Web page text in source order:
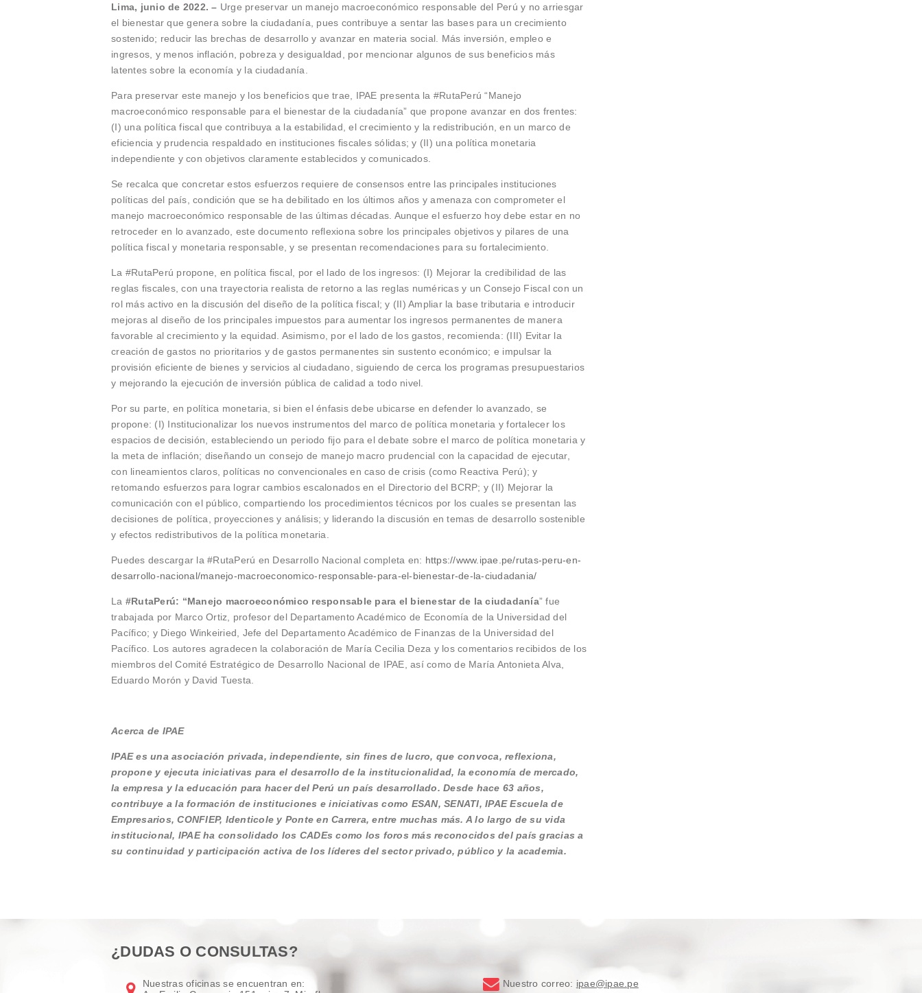
Lima, junio de 2022. – Urge preservar un manejo macroeconómico responsable del Perú y no arriesgar
el bienestar que genera sobre la ciudadanía, pues contribuye a sentar las bases para un crecimiento
sostenido; reducir las brechas de desarrollo y avanzar en materia social. Más inversión, empleo e
ingresos, y menos inflación, pobreza y desigualdad, por mencionar algunos de sus beneficios más
latentes sobre la economía y la ciudadanía.
Para preservar este manejo y los beneficios que trae, IPAE presenta la #RutaPerú “Manejo
macroeconómico responsable para el bienestar de la ciudadanía” que propone avanzar en dos frentes:
(I) una política fiscal que contribuya a la estabilidad, el crecimiento y la redistribución, en un marco de
eficiencia y prudencia respaldado en instituciones fiscales sólidas; y (II) una política monetaria
independiente y con objetivos claramente establecidos y comunicados.
Se recalca que concretar estos esfuerzos requiere de consensos entre las principales instituciones
políticas del país, condición que se ha debilitado en los últimos años y amenaza con comprometer el
manejo macroeconómico responsable de las últimas décadas. Aunque el esfuerzo hoy debe estar en no
retroceder en lo avanzado, este documento reflexiona sobre los principales objetivos y pilares de una
política fiscal y monetaria responsable, y se presentan recomendaciones para su fortalecimiento.
La #RutaPerú propone, en política fiscal, por el lado de los ingresos: (I) Mejorar la credibilidad de las
reglas fiscales, con una trayectoria realista de retorno a las reglas numéricas y un Consejo Fiscal con un
rol más activo en la discusión del diseño de la política fiscal; y (II) Ampliar la base tributaria e introducir
mejoras al diseño de los principales impuestos para aumentar los ingresos permanentes de manera
favorable al crecimiento y la equidad. Asimismo, por el lado de los gastos, recomienda: (III) Evitar la
creación de gastos no prioritarios y de gastos permanentes sin sustento económico; e impulsar la
provisión eficiente de bienes y servicios al ciudadano, siguiendo de cerca los programas presupuestarios
y mejorando la ejecución de inversión pública de calidad a todo nivel.
Por su parte, en política monetaria, si bien el énfasis debe ubicarse en defender lo avanzado, se
propone: (I) Institucionalizar los nuevos instrumentos del marco de política monetaria y fortalecer los
espacios de decisión, estableciendo un periodo fijo para el debate sobre el marco de política monetaria y
la meta de inflación; diseñando un consejo de manejo macro prudencial con la capacidad de ejecutar,
con lineamientos claros, políticas no convencionales en caso de crisis (como Reactiva Perú); y
retomando esfuerzos para lograr cambios escalonados en el Directorio del BCRP; y (II) Mejorar la
comunicación con el público, compartiendo los procedimientos técnicos por los cuales se presentan las
decisiones de política, proyecciones y análisis; y liderando la discusión en temas de desarrollo sostenible
y efectos redistributivos de la política monetaria.
Puedes descargar la #RutaPerú en Desarrollo Nacional completa en: https://www.ipae.pe/rutas-peru-en-
desarrollo-nacional/manejo-macroeconomico-responsable-para-el-bienestar-de-la-ciudadania/
La #RutaPerú: “Manejo macroeconómico responsable para el bienestar de la ciudadanía” fue
trabajada por Marco Ortiz, profesor del Departamento Académico de Economía de la Universidad del
Pacífico; y Diego Winkeiried, Jefe del Departamento Académico de Finanzas de la Universidad del
Pacífico. Los autores agradecen la colaboración de María Cecilia Deza y los comentarios recibidos de los
miembros del Comité Estratégico de Desarrollo Nacional de IPAE, así como de María Antonieta Alva,
Eduardo Morón y David Tuesta.
Acerca de IPAE
IPAE es una asociación privada, independiente, sin fines de lucro, que convoca, reflexiona,
propone y ejecuta iniciativas para el desarrollo de la institucionalidad, la economía de mercado,
la empresa y la educación para hacer del Perú un país desarrollado. Desde hace 63 años,
contribuye a la formación de instituciones e iniciativas como ESAN, SENATI, IPAE Escuela de
Empresarios, CONFIEP, Identicole y Ponte en Carrera, entre muchas más. A lo largo de su vida
institucional, IPAE ha consolidado los CADEs como los foros más reconocidos del país gracias a
su continuidad y participación activa de los líderes del sector privado, público y la academia.
¿DUDAS O CONSULTAS?
Nuestras oficinas se encuentran en:
Nuestro correo: ipae@ipae.pe